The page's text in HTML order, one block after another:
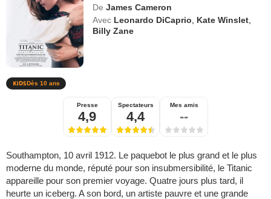
De James Cameron
Avec Leonardo DiCaprio Kate Winslet
Billy Zane
Dès 10 ans
Presse
4,9
Spectateurs
4,4
Mes amis
--
Southampton, 10 avril 1912. Le paquebot le plus grand et le plus
moderne du monde, réputé pour son insubmersibilité, le Titanic
appareille pour son premier voyage. Quatre jours plus tard, il
heurte un iceberg. A son bord, un artiste pauvre et une grande